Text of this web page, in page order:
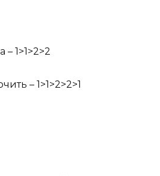
1>1>2>2
– 1>1>2>2>1